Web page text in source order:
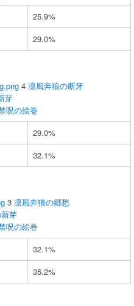
25.9%
29.0%
4 凛風奔狼の断牙
芽
呪の絵巻
29.0%
32.1%
3 凛風奔狼の郷愁
芽
呪の絵巻
32.1%
35.2%